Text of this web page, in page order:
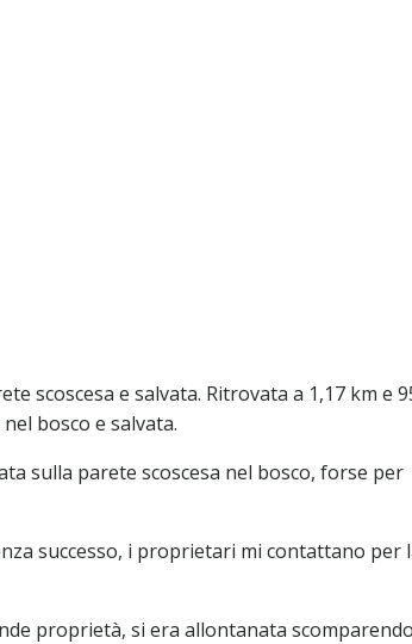
scoscesa e salvata. Ritrovata a 1,17 km e
bosco e salvata.
sulla parete scoscesa nel bosco, forse per
successo, i proprietari mi contattano per
proprietà, si era allontanata